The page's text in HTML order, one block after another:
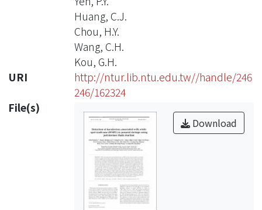
Huang, C.J.
Chou, H.Y.
Wang, C.H.
Kou, G.H.
URI
http://ntur.lib.ntu.edu.tw//handle/246
246/162324
File(s)
Download